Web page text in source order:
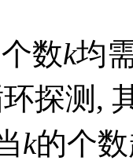
数k均
探测,
k的个